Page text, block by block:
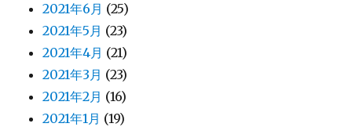
2021年6月 (25)
2021年5月 (23)
2021年4月 (21)
2021年3月 (23)
2021年2月 (16)
2021年1月 (19)